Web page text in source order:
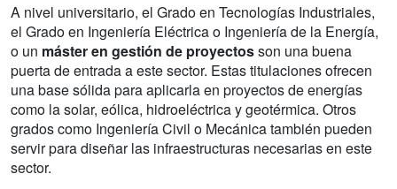
A nivel universitario, el Grado en Tecnologías Industriales,
el Grado en Ingeniería Eléctrica o Ingeniería de la Energía,
o un máster en gestión de proyectosson una buena
puerta de entrada a este sector. Estas titulaciones ofrecen
una base sólida para aplicarla en proyectos de energías
como la solar, eólica, hidroeléctrica y geotérmica. Otros
grados como Ingeniería Civil o Mecánica también pueden
servir para diseñar las infraestructuras necesarias en este
sector.